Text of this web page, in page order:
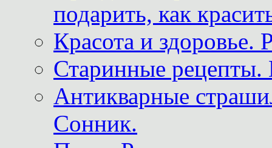
подарить, как
Красота и здоровье.
Старинные рецепты.
Антикварные
Сонник.